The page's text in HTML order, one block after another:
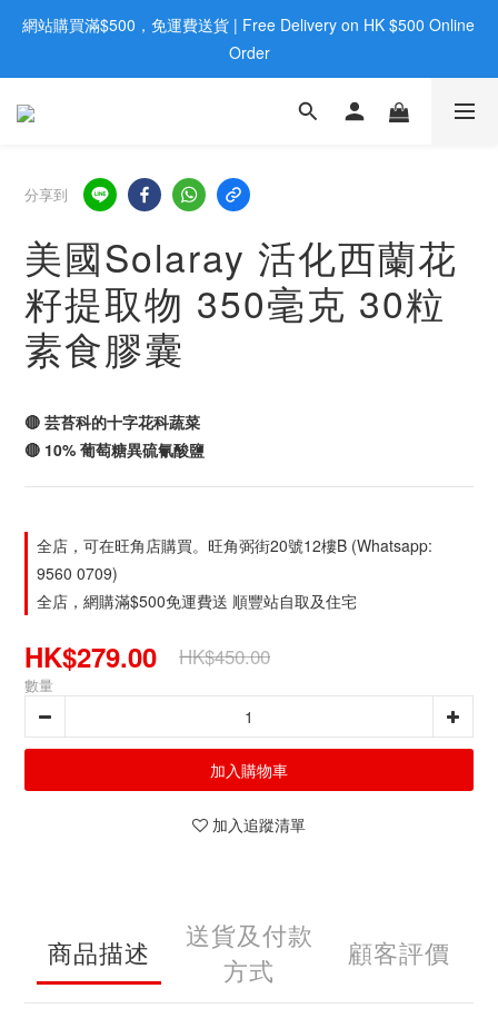
歡迎親臨旺角店購買：旺角弼街20號12樓B  |  RealDeal 保健品 |
WhatsApp 9560 0709
網站購買滿$500，免運費送貨 | Free Delivery on HK $500 Online
Order
歡迎親臨旺角店購買：旺角弼街20號12樓B  |  RealDeal 保健品 |
分享到
美國Solaray 活化西蘭花
籽提取物 350毫克 30粒
素食膠囊
🔴 芸苔科的十字花科蔬菜
🔴 10% 葡萄糖異硫氰酸鹽
全店，可在旺角店購買。旺角弼街20號12樓B (Whatsapp:
9560 0709)
全店，網購滿$500免運費送 順豐站自取及住宅
HK$279.00 HK$450.00
數量
加入購物車
加入追蹤清單
商品描述
送貨及付款
方式
顧客評價